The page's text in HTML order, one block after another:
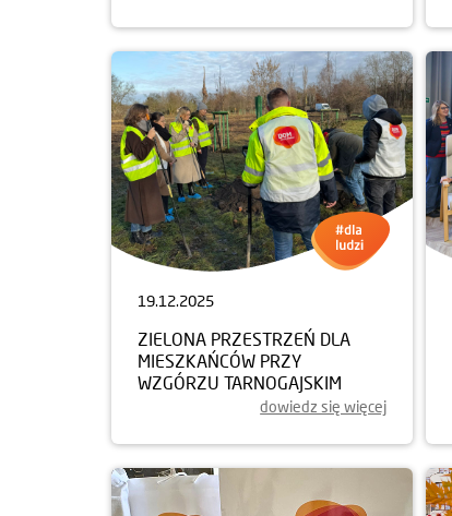
19.12.2025
ZIELONA PRZESTRZEŃ DLA
MIESZKAŃCÓW PRZY
WZGÓRZU TARNOGAJSKIM
dowiedz się więcej